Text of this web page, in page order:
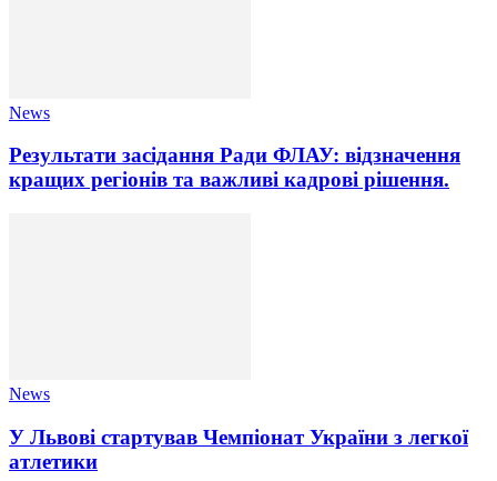
News
Результати засідання Ради ФЛАУ: відзначення
кращих регіонів та важливі кадрові рішення.
News
У Львові стартував Чемпіонат України з легкої
атлетики